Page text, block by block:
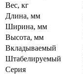
Вес, кг
Длина, мм
Ширина, мм
Высота, мм
Вкладываемый
Штабелируемый
Серия